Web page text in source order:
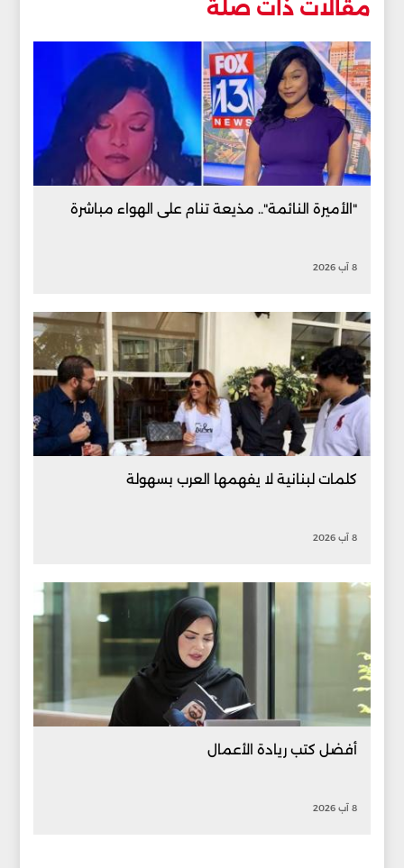
مقالات ذات صلة
"الأميرة النائمة".. مذيعة تنام على الهواء مباشرة
8 آب 2026
كلمات لبنانية لا يفهمها العرب بسهولة
8 آب 2026
أفضل كتب ريادة الأعمال
8 آب 2026